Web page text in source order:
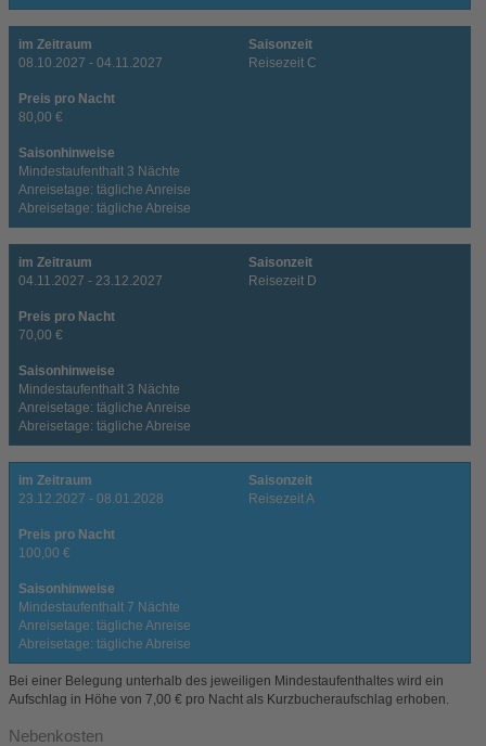
im Zeitraum
08.10.2027 - 04.11.2027
Saisonzeit
Reisezeit C
Preis pro Nacht
80,00 €
Saisonhinweise
Mindestaufenthalt 3 Nächte
Anreisetage: tägliche Anreise
Abreisetage: tägliche Abreise
im Zeitraum
04.11.2027 - 23.12.2027
Saisonzeit
Reisezeit D
Preis pro Nacht
70,00 €
Saisonhinweise
Mindestaufenthalt 3 Nächte
Anreisetage: tägliche Anreise
Abreisetage: tägliche Abreise
im Zeitraum
23.12.2027 - 08.01.2028
Saisonzeit
Reisezeit A
Preis pro Nacht
100,00 €
Saisonhinweise
Mindestaufenthalt 7 Nächte
Anreisetage: tägliche Anreise
Abreisetage: tägliche Abreise
Bei einer Belegung unterhalb des jeweiligen Mindestaufenthaltes wird ein
Aufschlag in Höhe von 7,00 € pro Nacht als Kurzbucheraufschlag erhoben.
Nebenkosten